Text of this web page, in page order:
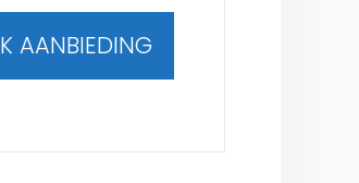
AANBIEDING